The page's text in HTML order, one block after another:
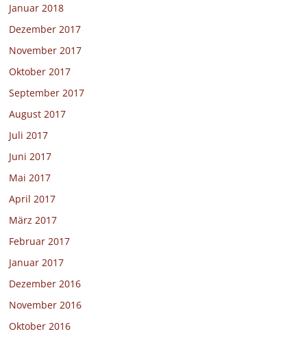
Januar 2018
Dezember 2017
November 2017
Oktober 2017
September 2017
August 2017
Juli 2017
Juni 2017
Mai 2017
April 2017
März 2017
Februar 2017
Januar 2017
Dezember 2016
November 2016
Oktober 2016